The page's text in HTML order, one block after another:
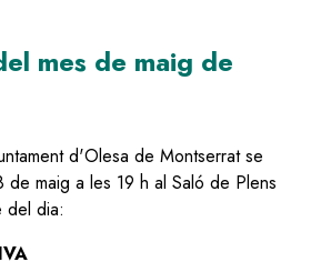
mes de maig de
d'Olesa de Montserrat se
maig a les 19 h al Saló de Plens
del dia: